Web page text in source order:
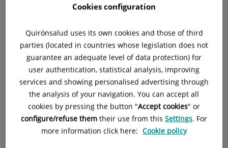
y verduras verdes, naranjas y amarillas como espinacas,
judía verde, calabaza, naranja, mandarina, maíz,
melocotón, zanahoria, melón y mango.
Alimentos con aporte de retinol animal: leche y
derivados, huevos, hígado.
Alimentación rica en Vitamina C
La Vitamina C tiene efecto antioxidante y actúa como captador
de radicales. Protege al cristalino contra la opacificación.
También evita la degeneración del tejido conjuntivo, acelera
Cookies configuration
Quirónsalud uses its own cookies and those of third
parties (located in countries whose legislation does not
guarantee an adequate level of data protection) for
user authentication, statistical analysis, improving
services and showing personalised advertising through
the analysis of your navigation. You can accept all
cookies by pressing the button "Accept cookies" or
configure/refuse them their use from this Settings. For
more information click here: Cookie policy